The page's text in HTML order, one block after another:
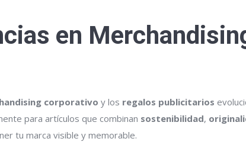
en
corporativo y los regalos publicitarios
para artículos que combinan sostenibilidad,
tu marca visible y memorable.